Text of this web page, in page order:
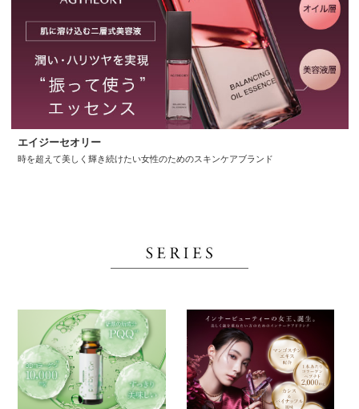
エイジーセオリー
時を超えて美しく輝き続けたい女性のためのスキンケアブランド